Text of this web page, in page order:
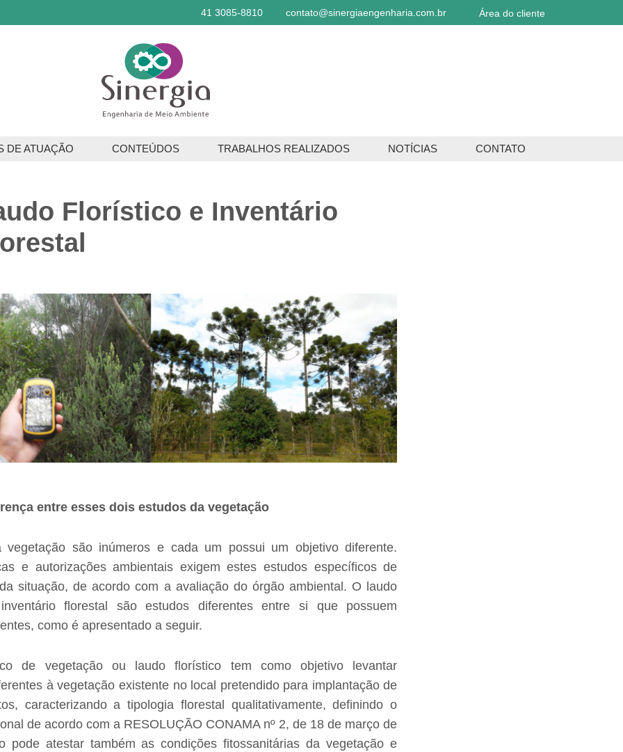
41 3085-8810 contato@sinergiaengenharia.com.br Área do cliente
DE ATUAÇÃO
Florestais
CONTEÚDOS TRABALHOS REALIZADOS NOTÍCIAS CONTATO
Florístico e Inventário
entre esses dois estudos da vegetação
vegetação são inúmeros e cada um possui um objetivo diferente.
e autorizações ambientais exigem estes estudos específicos de
situação, de acordo com a avaliação do órgão ambiental. O laudo
florestal são estudos diferentes entre si que possuem
como é apresentado a seguir.
de vegetação ou laudo florístico tem como objetivo levantar
à vegetação existente no local pretendido para implantação de
caracterizando a tipologia florestal qualitativamente, definindo o
de acordo com a RESOLUÇÃO CONAMA nº 2, de 18 de março de
pode atestar também as condições fitossanitárias da vegetação e